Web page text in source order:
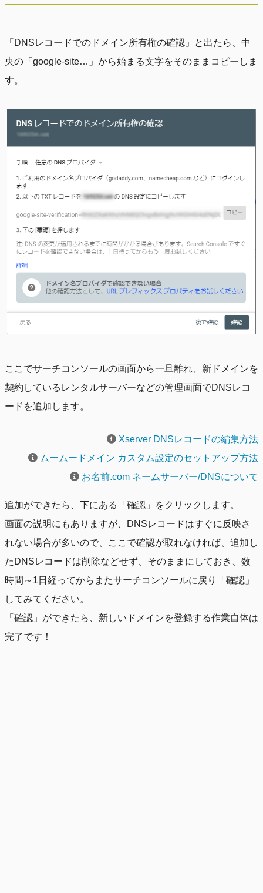
「DNSレコードでのドメイン所有権の確認」と出たら、中
央の「google-site…」から始まる文字をそのままコピーしま
す。
ここでサーチコンソールの画面から一旦離れ、新ドメインを
契約しているレンタルサーバーなどの管理画面でDNSレコ
ードを追加します。
Xserver DNSレコードの編集方法
ムームードメイン カスタム設定のセットアップ方法
お名前.com ネームサーバー/DNSについて
追加ができたら、下にある「確認」をクリックします。
画面の説明にもありますが、DNSレコードはすぐに反映さ
れない場合が多いので、ここで確認が取れなければ、追加し
たDNSレコードは削除などせず、そのままにしておき、数
時間～1日経ってからまたサーチコンソールに戻り「確認」
してみてください。
「確認」ができたら、新しいドメインを登録する作業自体は
完了です！